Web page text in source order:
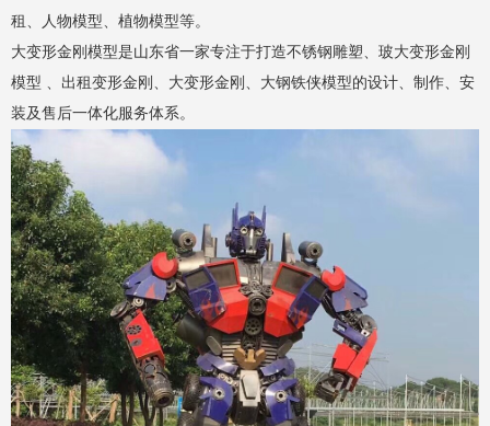
租、人物模型、植物模型等。
大变形金刚模型是山东省一家专注于打造不锈钢雕塑、玻大变形金刚
模型 、出租变形金刚、大变形金刚、大钢铁侠模型的设计、制作、安
装及售后一体化服务体系。